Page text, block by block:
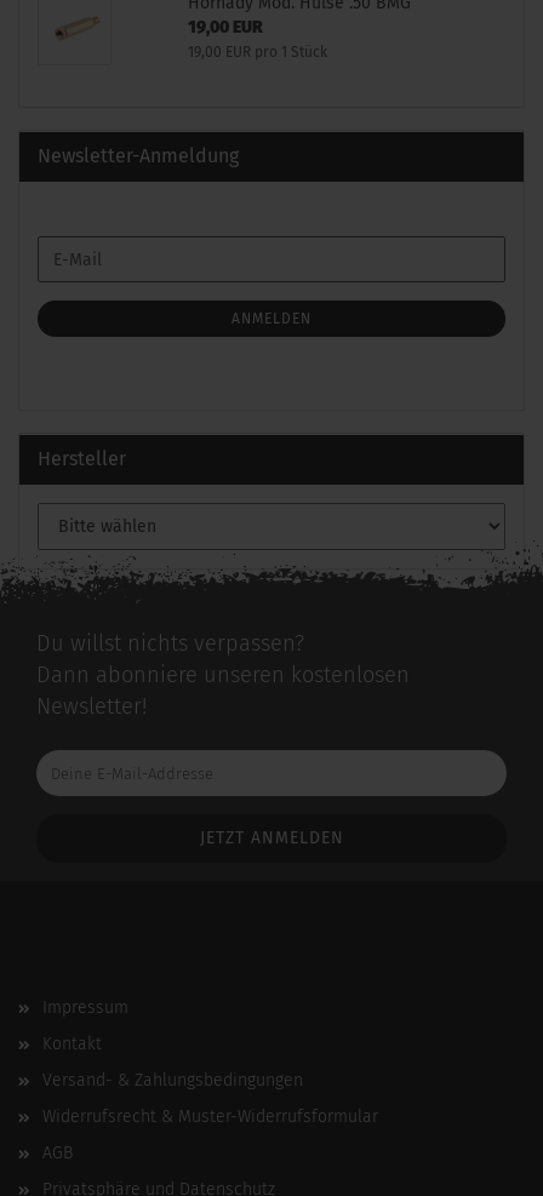
19,00 EUR
19,00 EUR pro 1 Stück
Newsletter-Anmeldung
ZUR
ANMELDUNG
E-
Mail
ANMELDEN
Hersteller
Du willst nichts verpassen?
Dann abonniere unseren kostenlosen
Newsletter!
Deine
E-
Impressum
Kontakt
Versand- & Zahlungsbedingungen
Widerrufsrecht & Muster-Widerrufsformular
AGB
Privatsphäre und Datenschutz